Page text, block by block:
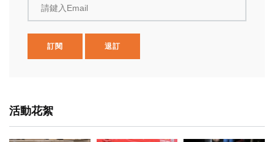
請鍵入Email
訂閱 退訂
活動花絮